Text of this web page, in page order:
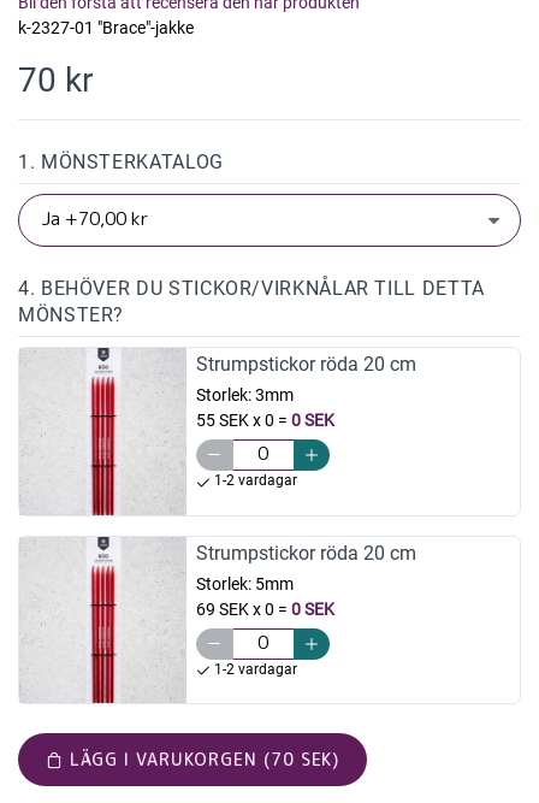
k-2327-01 "Brace"-jakke
70 kr
1. MÖNSTERKATALOG
4. BEHÖVER DU STICKOR/VIRKNÅLAR TILL DETTA
MÖNSTER?
Strumpstickor röda 20 cm
Storlek:3mm
55 SEK x 0 = 0 SEK
1-2 vardagar
Strumpstickor röda 20 cm
Storlek: 5mm
69 SEK x 0 = 0 SEK
1-2 vardagar
LÄGG I VARUKORGEN (70 SEK)